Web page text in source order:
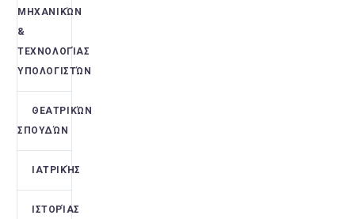
ΜΗΧΑΝΙΚΏΝ
&
ΤΕΧΝΟΛΟΓΊΑΣ
ΥΠΟΛΟΓΙΣΤΏΝ
ΘΕΑΤΡΙΚΏΝ
ΣΠΟΥΔΏΝ
ΙΑΤΡΙΚΉΣ
ΙΣΤΟΡΊΑΣ